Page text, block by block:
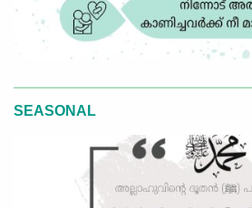
SEASONAL